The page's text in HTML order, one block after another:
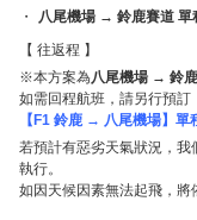
八尾機場 → 鈴鹿賽道 單
往返程
※本方案為八尾機場 → 鈴
如需回程航班，請另行預訂
【F1 鈴鹿 → 八尾機場】
若預計有惡劣天氣狀況，我
執行。
如因天候因素無法起飛，將